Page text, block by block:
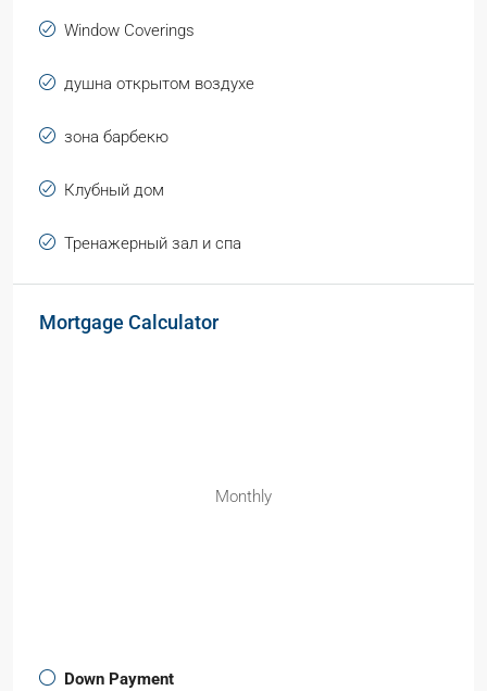
Window Coverings
душна открытом воздухе
зона барбекю
Клубный дом
Тренажерный зал и спа
Mortgage Calculator
Monthly
Down Payment